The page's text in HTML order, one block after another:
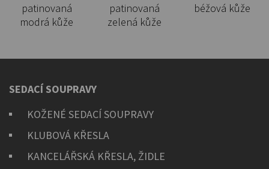
patinovaná
modrá kůže
patinovaná
zelená kůže
béžová kůže
SEDACÍ SOUPRAVY
KOŽENÉ SEDACÍ SOUPRAVY
KLUBOVÁ KŘESLA
KANCELÁŘSKÁ KŘESLA, ŽIDLE